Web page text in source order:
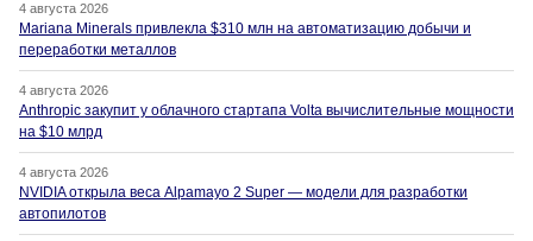
4 августа 2026
Mariana Minerals привлекла $310 млн на автоматизацию добычи и
переработки металлов
4 августа 2026
Anthropic закупит у облачного стартапа Volta вычислительные мощности
на $10 млрд
4 августа 2026
NVIDIA открыла веса Alpamayo 2 Super — модели для разработки
автопилотов